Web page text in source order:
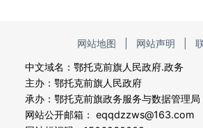
网站地图 网站声明
中文域名：鄂托克前旗人民政府.政务
主办：鄂托克前旗人民政府
承办：鄂托克前旗政务服务与数据管理局
网站公开邮箱： eqqdzzws@163.com